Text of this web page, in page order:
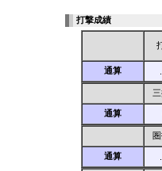
打撃成績
通算
通算
通算